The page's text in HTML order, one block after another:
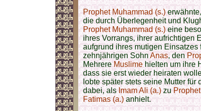
Prophet Muhammad (s.)
die durch Überlegenheit und
Prophet Muhammad (s.)eine
ihres Vorrangs, ihrer aufrichtigen
aufgrund ihres mutigen
zehnjährigen SohnAnas, den
MehrereMuslimehielten um ihre
dass sie erst wieder heiraten
lobte später stets seine Mutter
dabei, alsImam Ali (a.)zu
Fatimas (a.)anhielt.